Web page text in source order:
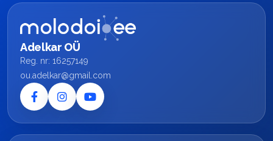
Adelkar OÜ
Reg. nr: 16257149
ou.adelkar@gmail.com